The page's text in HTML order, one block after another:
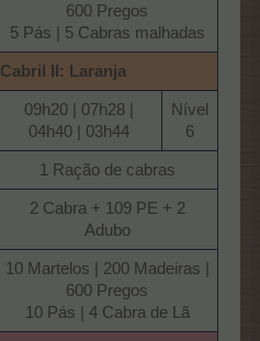
600 Pregos
5 Pás | 5 Cabras malhadas​
Cabril II: Laranja
09h20 | 07h28 |
04h40 | 03h44​
Nível
6​
1 Ração de cabras​
2 Cabra + 109 PE + 2
Adubo​
10 Martelos | 200 Madeiras |
600 Pregos
10 Pás | 4 Cabra de Lã​